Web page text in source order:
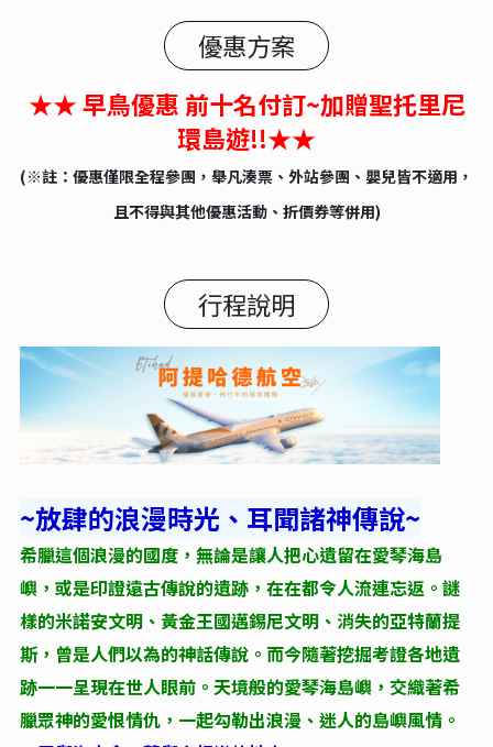
優惠方案
★★ 早鳥優惠 前十名付訂~加贈聖托里尼
環島遊!!★★
(※註：優惠僅限全程參團，舉凡湊票、外站參團、嬰兒皆不適用，
且不得與其他優惠活動、折價券等併用)
行程說明
~放肆的浪漫時光、耳聞諸神傳說~
希臘這個浪漫的國度，無論是讓人把心遺留在愛琴海島
嶼，或是印證遠古傳說的遺跡，在在都令人流連忘返。謎
樣的米諾安文明、黃金王國邁錫尼文明、消失的亞特蘭提
斯，曾是人們以為的神話傳說。而今隨著挖掘考證各地遺
跡一一呈現在世人眼前。天境般的愛琴海島嶼，交織著希
臘眾神的愛恨情仇，一起勾勒出浪漫、迷人的島嶼風情。